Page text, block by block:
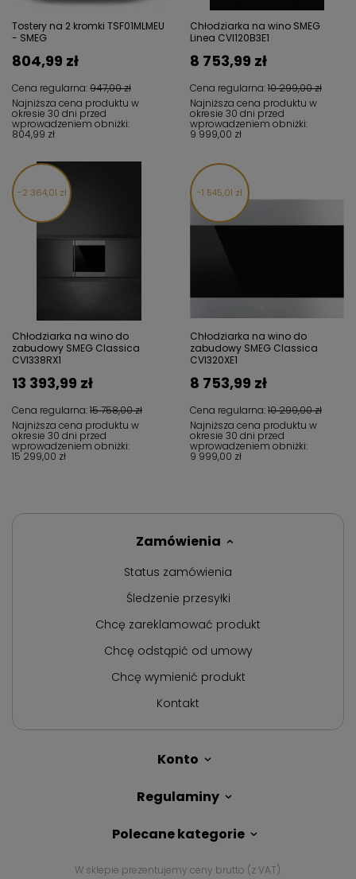
Tostery na 2 kromki TSF01MLMEU
- SMEG
Cena regularna:947,00 zł
804,99 zł
Najniższa cena produktu w
okresie 30 dni przed
wprowadzeniem obniżki:
804,99 zł
Chłodziarka na wino SMEG
Linea CVI120B3E1
Cena regularna:10 299,00 zł
8 753,99 zł
Najniższa cena produktu w
okresie 30 dni przed
wprowadzeniem obniżki:
9 999,00 zł
2 364,01 zł
Chłodziarka na wino do
zabudowy SMEG Classica
CVI338RX1
Cena regularna:15 758,00 zł
13 393,99 zł
Najniższa cena produktu w
okresie 30 dni przed
wprowadzeniem obniżki:
15 299,00 zł
1 545,01 zł
Chłodziarka na wino do
zabudowy SMEG Classica
CVI320XE1
Cena regularna:10 299,00 zł
8 753,99 zł
Najniższa cena produktu w
okresie 30 dni przed
wprowadzeniem obniżki:
9 999,00 zł
Zamówienia
Status zamówienia
Śledzenie przesyłki
Chcę zareklamować produkt
Chcę odstąpić od umowy
Chcę wymienić produkt
Kontakt
Konto
Regulaminy
Polecane kategorie
W sklepie prezentujemy ceny brutto (z VAT).